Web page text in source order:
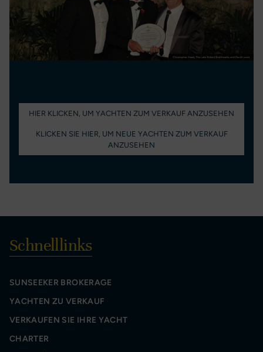
HIER KLICKEN, UM YACHTEN ZUM VERKAUF ANZUSEHEN
KLICKEN SIE HIER, UM NEUE YACHTEN ZUM VERKAUF
ANZUSEHEN
Schnelllinks
SUNSEEKER BROKERAGE
YACHTEN ZU VERKAUF
VERKAUFEN SIE IHRE YACHT
CHARTER